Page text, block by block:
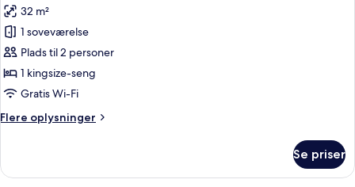
af
Executive-
suite
-
byudsigt
32 m²
1 soveværelse
Plads til 2 personer
1 kingsize-seng
Gratis Wi-Fi
Flere oplysninger
Flere
suite
Se priser